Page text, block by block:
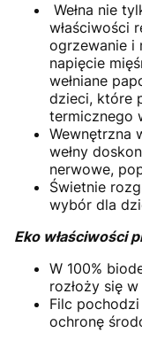
Wełna nie
właściwości
ogrzewanie i
napięcie
wełniane
dzieci, które
termicznego
Wewnętrzna
wełny
nerwowe,
Świetnie
wybór dla
Eko właściwości
W 100%
rozłoży się
Filc
ochronę